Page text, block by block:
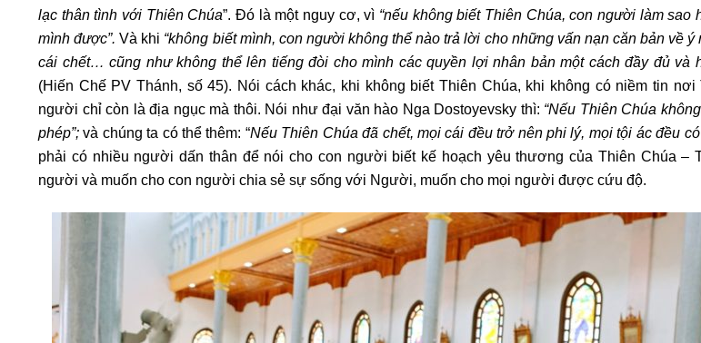
lạc thân tình với Thiên Chúa”. Đó là một nguy cơ, vì “nếu không biết Thiên Chúa, con người làm sao
mình được”. Và khi “không biết mình, con người không thể nào trả lời cho những vấn nạn căn bản về
cái chết… cũng như không thể lên tiếng đòi cho mình các quyền lợi nhân bản một cách đầy đủ và
(Hiến Chế PV Thánh, số 45). Nói cách khác, khi không biết Thiên Chúa, khi không có niềm tin nơi
người chỉ còn là địa ngục mà thôi. Nói như đại văn hào Nga Dostoyevsky thì: “Nếu Thiên Chúa
phép”; và chúng ta có thể thêm: “Nếu Thiên Chúa đã chết, mọi cái đều trở nên phi lý, mọi tội ác đều có
phải có nhiều người dấn thân để nói cho con người biết kế hoạch yêu thương của Thiên Chúa –
người và muốn cho con người chia sẻ sự sống với Người, muốn cho mọi người được cứu độ.